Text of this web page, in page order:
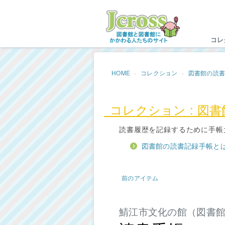
コ
HOME コレクション 図書館の読
コレクション : 図
読書履歴を記録するために手
図書館の読書記録手帳と
前のアイテム
鯖江市文化の館（図書